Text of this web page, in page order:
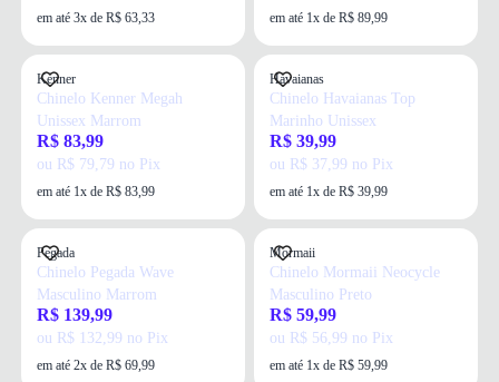
em até 3x de R$ 63,33 em até 1x de R$ 89,99
Kenner
Chinelo Kenner Megah
Unissex Marrom
R$ 83,99
ou R$ 79,79 no Pix
em até 1x de R$ 83,99
Havaianas
Chinelo Havaianas Top
Marinho Unissex
R$ 39,99
ou R$ 37,99 no Pix
em até 1x de R$ 39,99
Pegada
Chinelo Pegada Wave
Masculino Marrom
R$ 139,99
ou R$ 132,99 no Pix
em até 2x de R$ 69,99
Mormaii
Chinelo Mormaii Neocycle
Masculino Preto
R$ 59,99
ou R$ 56,99 no Pix
em até 1x de R$ 59,99